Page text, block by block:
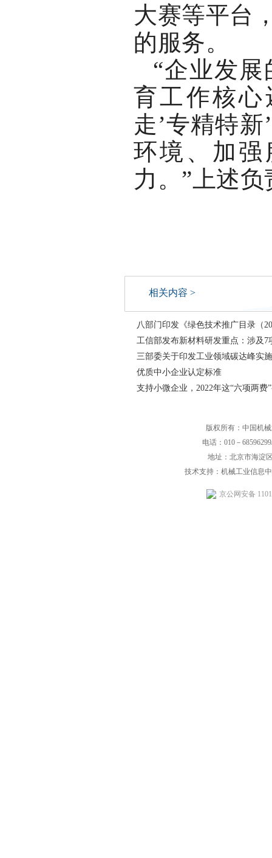
大赛等平台
的服务。
“企业发
育工作核
走’专精特
环境、加
力。”上述
相关内容 >
八部门印发《绿色技术推广目录（
工信部发布新材料研发重点：涉及
三部委关于印发工业领域碳达峰实
优质中小企业认定标准
支持小微企业，2022年这“六项两费
版权所有：中国机
电话：010－
地址：北京市海淀
技术支持：机械工业信息
京公网安备